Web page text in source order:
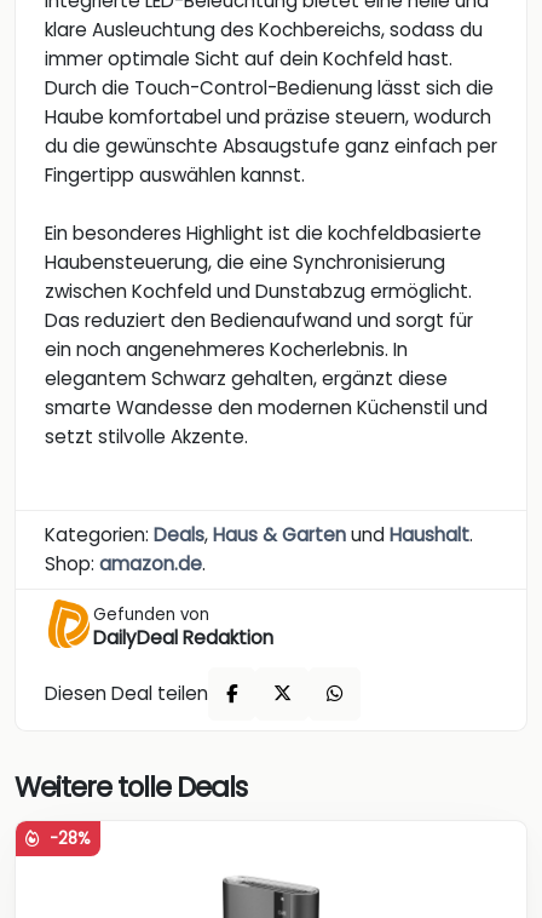
klare Ausleuchtung des Kochbereichs, sodass du
immer optimale Sicht auf dein Kochfeld hast.
Durch die Touch-Control-Bedienung lässt sich die
Haube komfortabel und präzise steuern, wodurch
du die gewünschte Absaugstufe ganz einfach per
Fingertipp auswählen kannst.
Ein besonderes Highlight ist die kochfeldbasierte
Haubensteuerung, die eine Synchronisierung
zwischen Kochfeld und Dunstabzug ermöglicht.
Das reduziert den Bedienaufwand und sorgt für
ein noch angenehmeres Kocherlebnis. In
elegantem Schwarz gehalten, ergänzt diese
smarte Wandesse den modernen Küchenstil und
setzt stilvolle Akzente.
Kategorien: Deals,Haus & GartenundHaushalt.
Shop: amazon.de.
Gefunden von
DailyDeal Redaktion
Diesen Deal teilen
Weitere tolle Deals
-28%